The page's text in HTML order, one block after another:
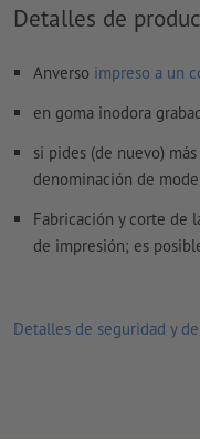
Detalles de
Anverso impreso a un
en goma inodora
si pides (de nuevo)
denominación de
Fabricación y corte de
de impresión; es
Detalles de seguridad y